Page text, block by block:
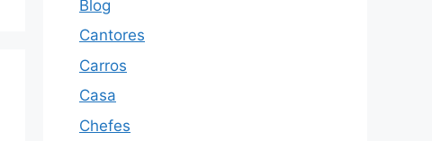
Blog
Cantores
Carros
Casa
Chefes